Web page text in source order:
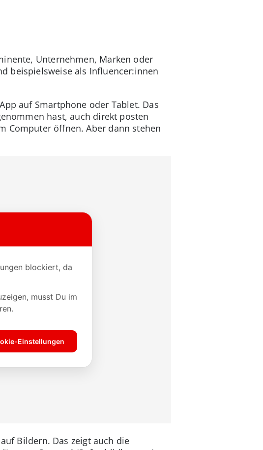
Unternehmen, Marken oder
beispielsweise als Influencer:innen
auf Smartphone oder Tablet. Das
hast, auch direkt posten
Computer öffnen. Aber dann stehen
Bildern. Das zeigt auch die